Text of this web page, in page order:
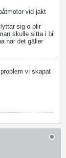
vid jakt
sig o blir
skulle sitta i bil
när det gäller
vi skapat